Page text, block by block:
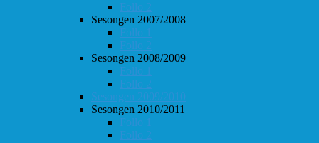
Follo 2
Sesongen 2007/2008
Follo 1
Follo 2
Sesongen 2008/2009
Follo 1
Follo 2
Sesongen 2009/2010
Sesongen 2010/2011
Follo 1
Follo 2